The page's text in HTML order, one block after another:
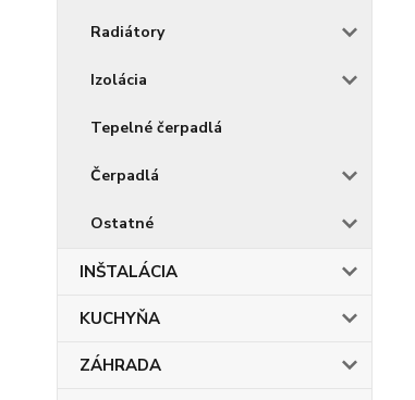
Radiátory
Izolácia
Tepelné čerpadlá
Čerpadlá
Ostatné
INŠTALÁCIA
KUCHYŇA
ZÁHRADA